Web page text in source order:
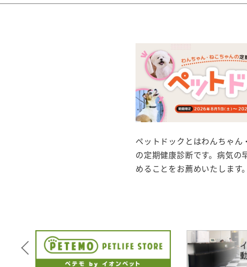
ペットドックとはわんちゃん
の定期健康診断です。病気の
めることをお薦めいたします。